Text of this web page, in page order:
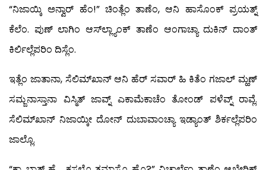
“ನಿಜಾಯ್ಕಿ ಅನ್ವಾರ್ ಹೆಂ!” ಚಿಂತ್ಲೆಂ ತಾಣೆಂ, ಆನಿ ಹಾಸೊಂಕ್ ಪ್ರಯತ್ನ್
ಕೆಲೆಂ. ಪುಣ್ ಲಾಗಿಂ ಆಸ್‍ಲ್ಲ್ಯಾಂಕ್ ತಾಣೆಂ ಆಂಗಾಚ್ಯಾ ದುಕಿನ್ ದಾಂತ್
ಕಿರ್ಲಿಲ್ಲೆಪರಿಂ ದಿಸ್ಲೆಂ.
ಇತ್ಲೆಂ ಜಾತಾನಾ, ಸೆಲಿಮ್‍ಖಾನ್ ಆನಿ ಹೆರ್ ಸವಾರ್ ಹಿ ಕಿತೆಂ ಗಜಾಲ್ ಮ್ಹಣ್
ಸಮ್ಜನಾಸ್ತಾನಾ ವಿಸ್ಮಿತ್ ಜಾವ್ನ್ ಎಕಾಮೆಕಾಚೆಂ ತೋಂಡ್ ಪಳೆವ್ನ್ ರಾವ್ಲೆ.
ಸೆಲಿಮ್‍ಖಾನ್ ನಿಜಾಯ್ಕೀ ದೋನ್ ದುಬಾವಾಂಚ್ಯಾ ಇಡ್ಯಾಂತ್ ಶಿರ್ಕಲ್ಲೆಪರಿಂ
ಜಾಲ್ಲೊ.